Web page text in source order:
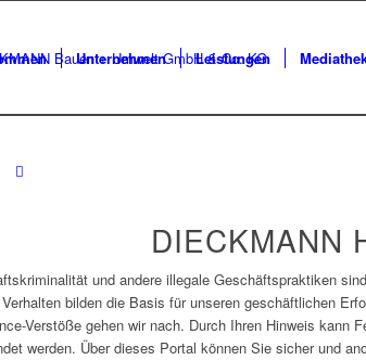
Unternehmen Leistungen
DIECKMANN
und andere illegale Geschäftspraktiken
bilden die Basis für unseren geschäftlichen
Verstöße gehen wir nach. Durch Ihren Hinweis kann
werden. Über dieses Portal können Sie sicher und